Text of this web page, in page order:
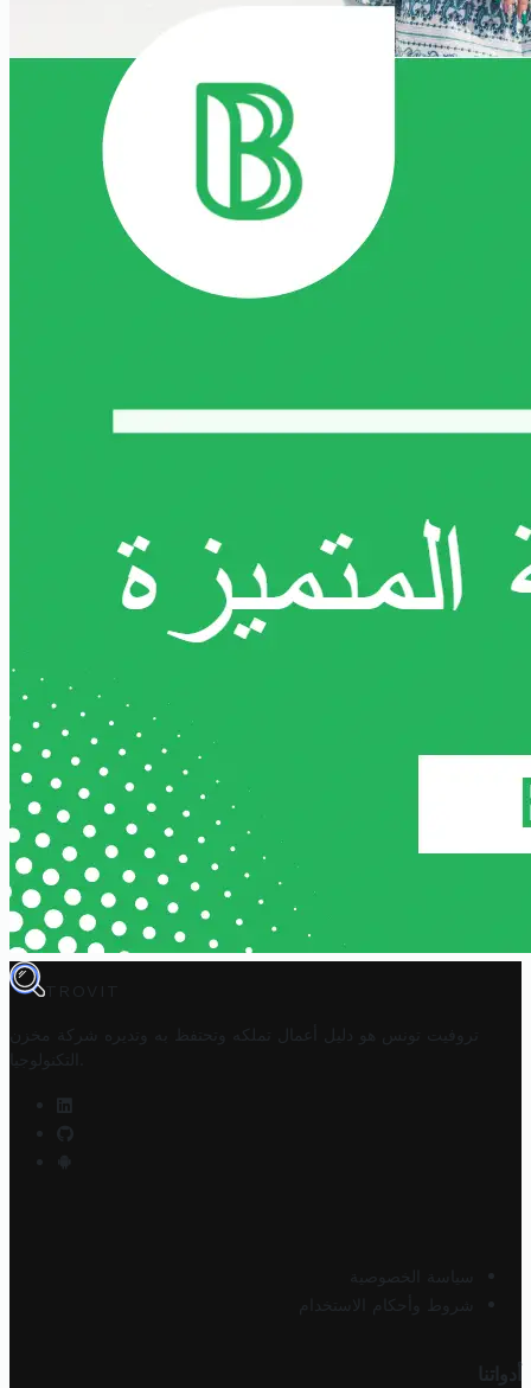
TROVIT
تروفيت تونس هو دليل أعمال تملكه وتحتفظ به وتديره
شركة مخزن
التكنولوجيا
سياسة الخصوصية
شروط وأحكام الاستخدام
أدواتنا